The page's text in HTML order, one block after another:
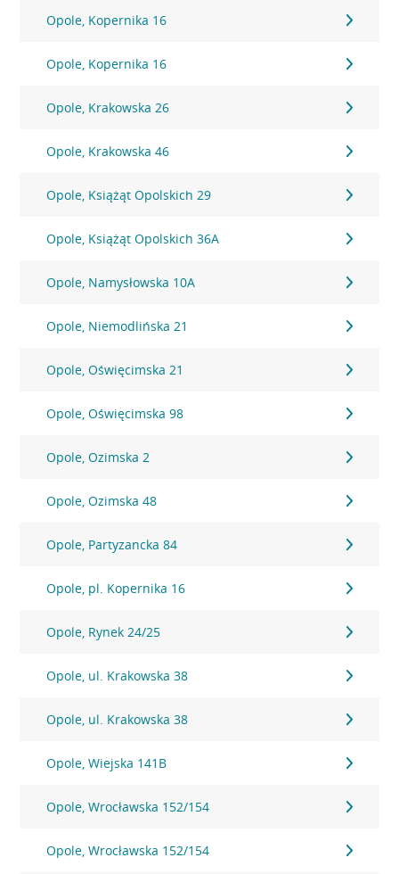
Opole, Kopernika 16
Opole, Kopernika 16
Opole, Krakowska 26
Opole, Krakowska 46
Opole, Książąt Opolskich 29
Opole, Książąt Opolskich 36A
Opole, Namysłowska 10A
Opole, Niemodlińska 21
Opole, Oświęcimska 21
Opole, Oświęcimska 98
Opole, Ozimska 2
Opole, Ozimska 48
Opole, Partyzancka 84
Opole, pl. Kopernika 16
Opole, Rynek 24/25
Opole, ul. Krakowska 38
Opole, ul. Krakowska 38
Opole, Wiejska 141B
Opole, Wrocławska 152/154
Opole, Wrocławska 152/154